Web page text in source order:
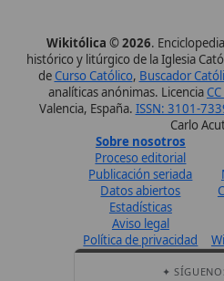
Perfil de Instagram
Síguenos · @wikitolica